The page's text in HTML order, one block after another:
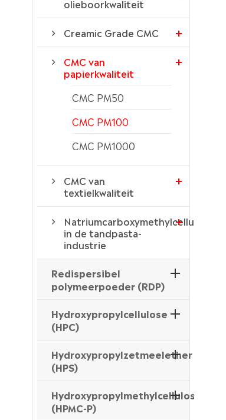
olieboorkwaliteit
Creamic Grade CMC
CMC van
papierkwaliteit
CMC PM50
CMC PM100
CMC PM1000
CMC van
textielkwaliteit
Natriumcarboxymethylcellulose
in de tandpasta-
industrie
Redispersibel
polymeerpoeder (RDP)
Hydroxypropylcellulose
(HPC)
Hydroxypropylzetmeelether
(HPS)
(HPMC-P)